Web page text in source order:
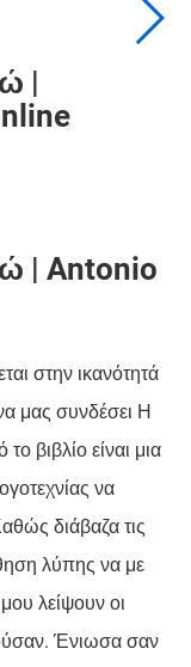
|
| Antonio
στην ικανότητά
μας συνδέσει Η
βιβλίο είναι μια
να
διάβαζα τις
λύπης να με
λείψουν οι
Ένιωσα σαν